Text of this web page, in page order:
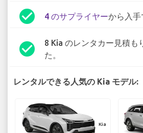
check_circle 4 のサプライヤーから入手
check_circle
8 Kia のレンタカー見積も
た。
レンタルできる人気の Kia モデル:
Kia